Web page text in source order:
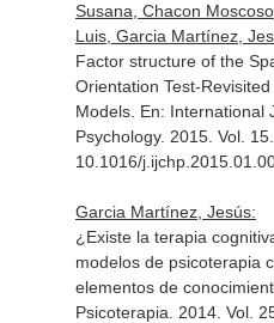
Susana, Chacon
Luis, Garcia Martínez,
Factor structure of the
Orientation Test-
Models. En: International
Psychology. 2015. Vol.
10.1016/
Garcia Martínez, Jesús:
¿Existe la terapia
modelos de psicoterapia
elementos de
Psicoterapia . 2014. Vol.